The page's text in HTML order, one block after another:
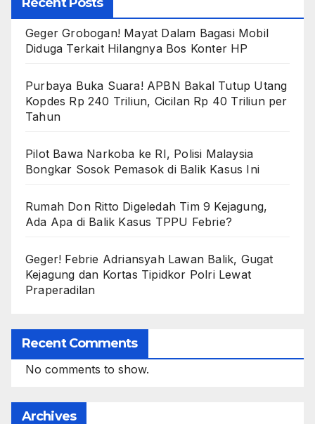
Geger Grobogan! Mayat Dalam Bagasi Mobil
Diduga Terkait Hilangnya Bos Konter HP
Purbaya Buka Suara! APBN Bakal Tutup Utang
Kopdes Rp 240 Triliun, Cicilan Rp 40 Triliun per
Tahun
Pilot Bawa Narkoba ke RI, Polisi Malaysia
Bongkar Sosok Pemasok di Balik Kasus Ini
Rumah Don Ritto Digeledah Tim 9 Kejagung,
Ada Apa di Balik Kasus TPPU Febrie?
Geger! Febrie Adriansyah Lawan Balik, Gugat
Kejagung dan Kortas Tipidkor Polri Lewat
Praperadilan
Recent Comments
No comments to show.
Archives